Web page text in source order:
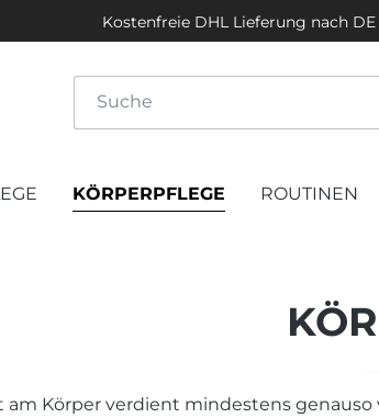
Kostenfreie DHL Lieferung nach DE
KÖRPERPFLEGE ROUTINEN
am Körper verdient mindestens